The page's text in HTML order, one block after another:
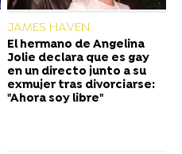
JAMES HAVEN
El hermano de Angelina
Jolie declara que es gay
en un directo junto a su
exmujer tras divorciarse:
"Ahora soy libre"